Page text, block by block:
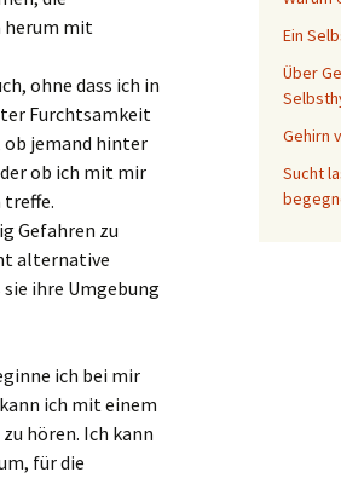
herum mit
ohne dass ich in
Furchtsamkeit
ob jemand hinter
ob ich mit mir
treffe.
Gefahren zu
alternative
ihre Umgebung
ich bei mir
ich mit einem
hören. Ich kann
für die
Ein
Über
Gehirn
Sucht